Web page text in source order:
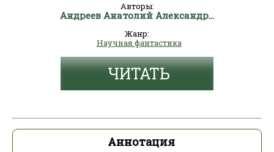
Авторы:
Андреев Анатолий Александрович
Жанр:
Научная фантастика
ЧИТАТЬ
Аннотация